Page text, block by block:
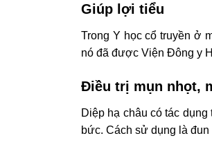
Giúp lợi tiểu
Trong Y học cổ truyền ở
nó đã được Viện Đông y
Điều trị mụn nhọt,
Diệp hạ châu có tác
bức. Cách sử dụng là